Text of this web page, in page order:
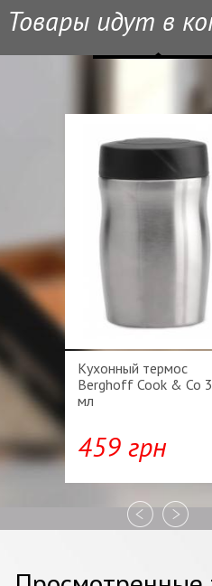
Товары идут в
Кухонный термос
Berghoff Cook & Co
мл
459 грн